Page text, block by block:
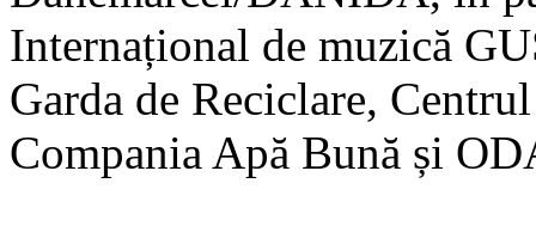
Internațional de muzică
Garda de Reciclare,
Compania Apă Bună și